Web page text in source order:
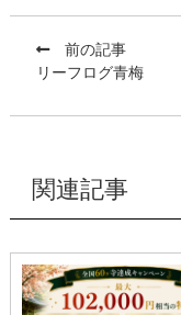
前の記事
リーフログ青梅
関連記事